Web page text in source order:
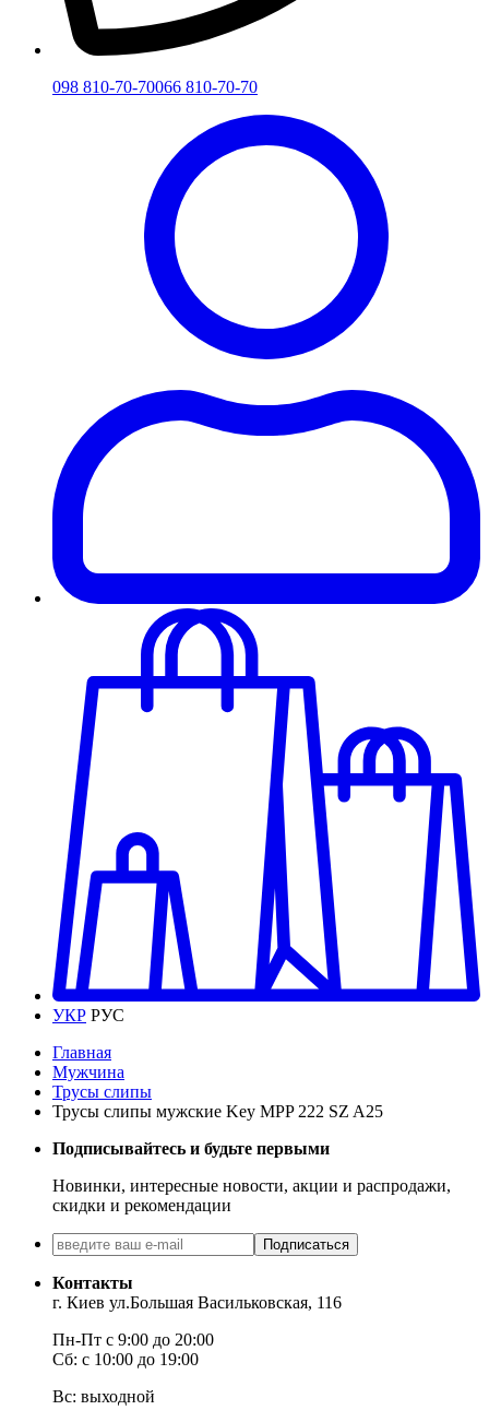
098 810-70-70066 810-70-70
УКР РУС
Главная
Мужчина
Трусы слипы
Трусы слипы мужские Key MPP 222 SZ A25
Подписывайтесь и будьте первыми
Новинки, интересные новости, акции и распродажи,
скидки и рекомендации
Подписаться
Контакты
г. Киев ул.Большая Васильковская, 116
Пн-Пт с 9:00 до 20:00
Сб: с 10:00 до 19:00
Вс: выходной